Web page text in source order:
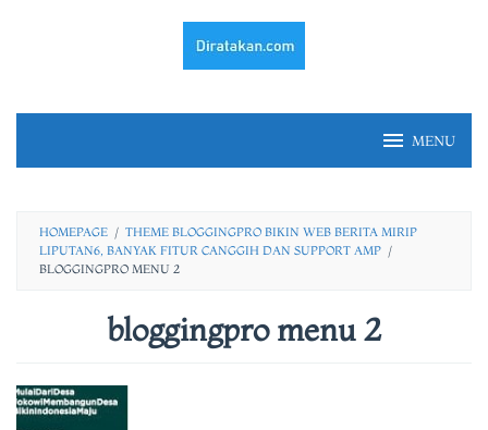
MENU
HOMEPAGE / THEME BLOGGINGPRO BIKIN WEB BERITA MIRIP
LIPUTAN6, BANYAK FITUR CANGGIH DAN SUPPORT AMP /
BLOGGINGPRO MENU 2
bloggingpro menu 2
fery
irawan
Posted
on